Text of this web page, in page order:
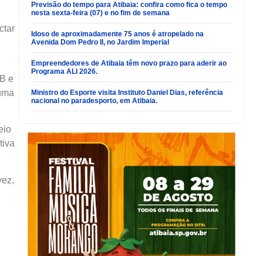
e
Previsão do tempo para Atibaia: confira como fica o tempo
nesta sexta-feira (07) e no fim de semana
Idoso de aproximadamente 75 anos é atropelado na
Avenida Dom Pedro II, no Jardim Imperial
Empreendedores de Atibaia têm novo prazo para aderir ao
Programa ALI 2026.
Ministro do Esporte visita Instituto Daniel Dias, referência
nacional no paradesporto, em Atibaia.